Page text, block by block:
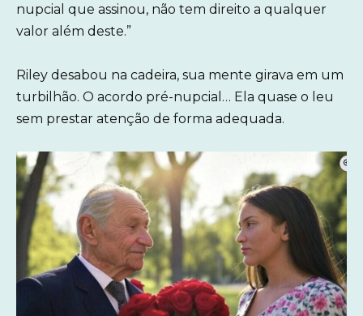
nupcial que assinou, não tem direito a qualquer
valor além deste.”
Riley desabou na cadeira, sua mente girava em um
turbilhão. O acordo pré-nupcial… Ela quase o leu
sem prestar atenção de forma adequada.